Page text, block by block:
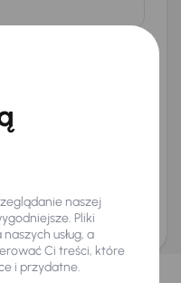
Holdings a.s., z siedzibą
przechowywać i przetwarzać
i przetwarzaniadanych
Ciebie
naszej
Pliki
usług, a
Ci treści, które
i przydatne.